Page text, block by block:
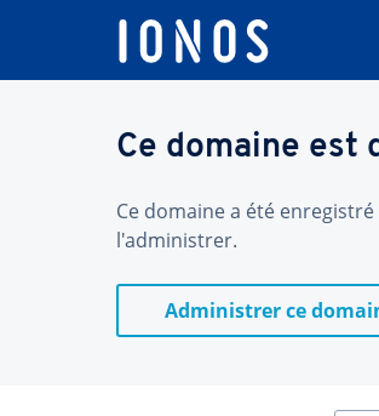
Ce domaine est
Ce domaine a été
l'administrer.
Administrer ce